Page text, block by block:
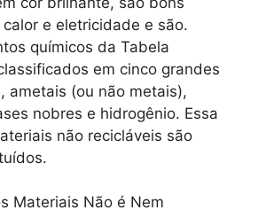
e eletricidade e são.
químicos da Tabela
em cinco grandes
ametais (ou não metais),
nobres e hidrogênio. Essa
não recicláveis são